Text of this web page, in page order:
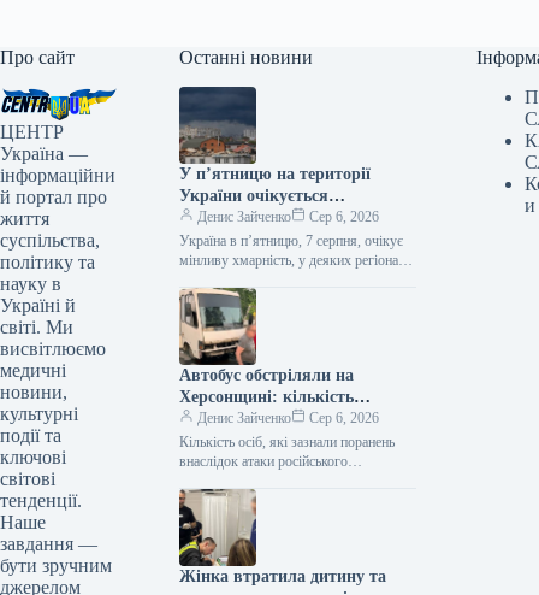
Про сайт
ЦЕНТР
Україна —
інформаційни
й портал про
життя
суспільства,
політику та
науку в
Україні й
світі. Ми
висвітлюємо
медичні
новини,
культурні
події та
ключові
світові
тенденції.
Наше
завдання —
бути зручним
джерелом
Останні новини
У п’ятницю на території
України очікується
температура до +38°C, а в
деяких регіонах пройдуть
сильні опади з грозами.
Денис Зайченко
Сер 6, 2026
Україна в п’ятницю, 7 серпня, очікує
мінливу хмарність, у деяких регіонах
подекуди спостерігатимуться град та…
Автобус обстріляли на
Херсонщині: кількість
поранених зросла до семи
Денис Зайченко
Сер 6, 2026
Кількість осіб, які зазнали поранень
внаслідок атаки російського
Комишанах, що на Херсонщині,
збільшилася до семи.…
Жінка втратила дитину та
и